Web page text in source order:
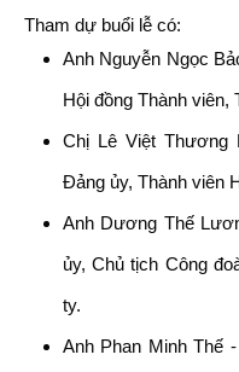
Tham dự buổi lễ có:
Anh Nguyễn Ngọc
Hội đồng Thành viên,
Chị Lê Việt Thương
Đảng ủy, Thành viên
Anh Dương Thế
ủy, Chủ tịch Công
ty.
Anh Phan Minh Thế